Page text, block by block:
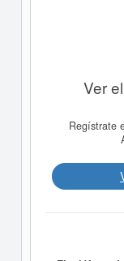
Ver
Regístrate